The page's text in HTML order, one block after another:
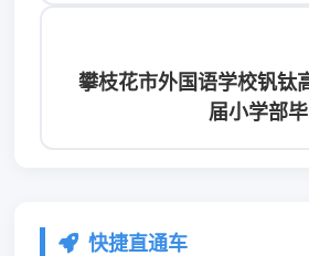
快捷直通车
攀枝花市外国语学校钒钛
届小学部